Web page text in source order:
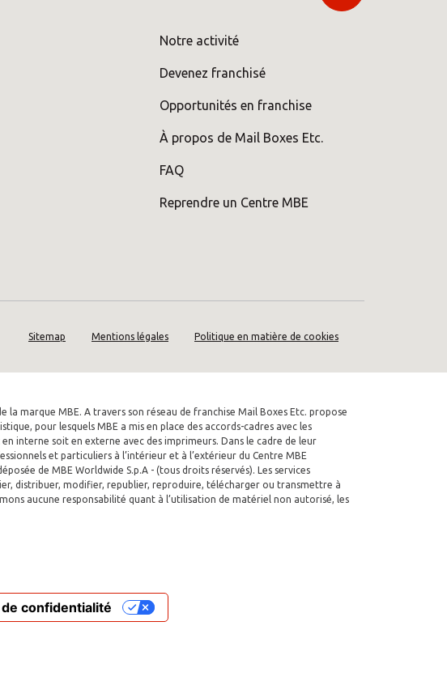
Notre activité
Devenez franchisé
Opportunités en franchise
À propos de Mail Boxes Etc.
FAQ
Reprendre un Centre MBE
Sitemap Mentions légales Politique en matière de cookies
la marque MBE. A travers son réseau de franchise Mail Boxes Etc. propose
pour lesquels MBE a mis en place des accords-cadres avec les
interne soit en externe avec des imprimeurs. Dans le cadre de leur
et particuliers à l’intérieur et à l’extérieur du Centre MBE
de MBE Worldwide S.p.A - (tous droits réservés). Les services
distribuer, modifier, republier, reproduire, télécharger ou transmettre à
aucune responsabilité quant à l’utilisation de matériel non autorisé, les
confidentialité